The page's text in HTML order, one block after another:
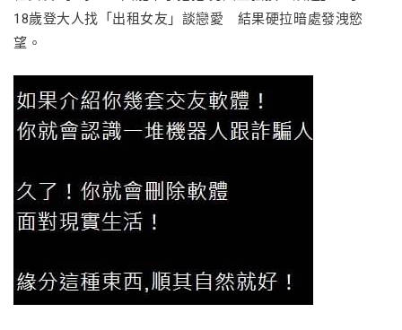
18歲登大人找「出租女友」談戀愛 結果硬拉暗處發洩慾
望。